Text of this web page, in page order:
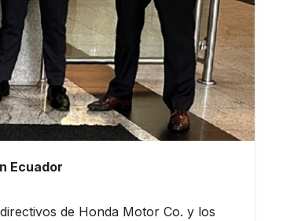
Ecuador
de Honda Motor Co. y los